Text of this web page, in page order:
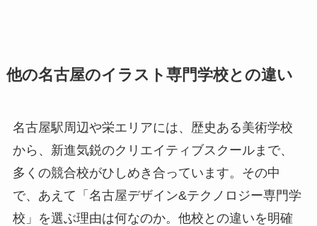
他の名古屋のイラスト専門学校との違い
名古屋駅周辺や栄エリアには、歴史ある美術学校
から、新進気鋭のクリエイティブスクールまで、
多くの競合校がひしめき合っています。その中
で、あえて「名古屋デザイン&テクノロジー専門学
校」を選ぶ理由は何なのか。他校との違いを明確